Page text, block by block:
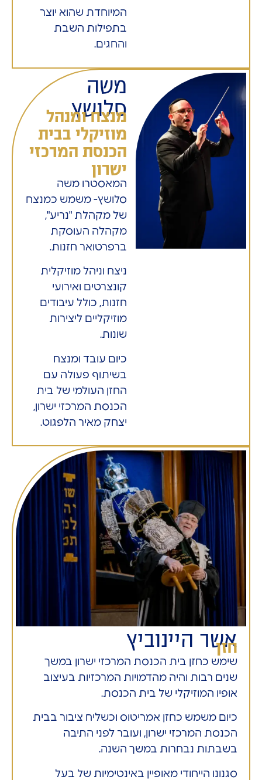
המיוחדת שהוא יוצר
בתפילות השבת
והחגים.
משה
סלושץ
מנצח ומנהל
מוזיקלי בבית
הכנסת המרכזי
ישרון
המאסטרו משה
סלושץ- משמש כמנצח
של מקהלת "נריע",
מקהלה העוסקת
ברפרטואר חזנות.
ניצח וניהל מוזיקלית
קונצרטים ואירועי
חזנות, כולל עיבודים
מוזיקליים ליצירות
שונות.
כיום עובד ומנצח
בשיתוף פעולה עם
החזן העולמי של בית
הכנסת המרכזי ישרון,
יצחק מאיר הלפגוט.
אשר היינוביץ
חזן
שימש כחזן בית הכנסת המרכזי ישרון במשך
שנים רבות והיה מהדמויות המרכזיות בעיצוב
אופיו המוזיקלי של בית הכנסת.
כיום משמש כחזן אמריטוס וכשליח ציבור בבית
הכנסת המרכזי ישרון, ועובר לפני התיבה
בשבתות נבחרות במשך השנה.
סגנונו הייחודי מאופיין באינטימיות של בעל